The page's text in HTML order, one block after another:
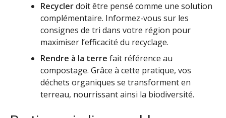
Recyclerdoit être pensé comme une solution
complémentaire. Informez-vous sur les
consignes de tri dans votre région pour
maximiser l’efficacité du recyclage.
Rendre à la terre fait référence au
compostage. Grâce à cette pratique, vos
déchets organiques se transforment en
terreau, nourrissant ainsi la biodiversité.